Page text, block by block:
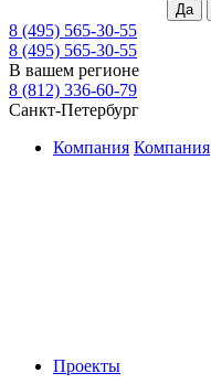
8 (495) 565-30-55
8 (495) 565-30-55
В вашем регионе
8 (812) 336-60-79
Санкт-Петербург
Компания Компания
Проекты